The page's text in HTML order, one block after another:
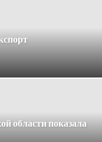
области показала